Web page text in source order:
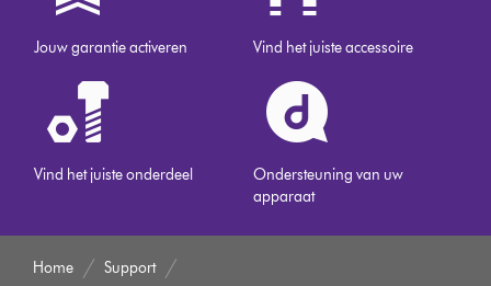
Jouw garantie activeren Vind het juiste accessoire
Vind het juiste onderdeel
Ondersteuning van uw
apparaat
Home Support